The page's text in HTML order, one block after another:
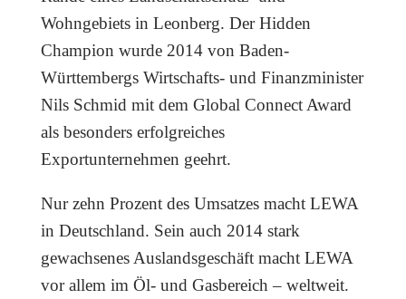
Wohngebiets in Leonberg. Der Hidden
Champion wurde 2014 von Baden-
Württembergs Wirtschafts- und Finanzminister
Nils Schmid mit dem Global Connect Award
als besonders erfolgreiches
Exportunternehmen geehrt.
Nur zehn Prozent des Umsatzes macht LEWA
in Deutschland. Sein auch 2014 stark
gewachsenes Auslandsgeschäft macht LEWA
vor allem im Öl- und Gasbereich – weltweit.